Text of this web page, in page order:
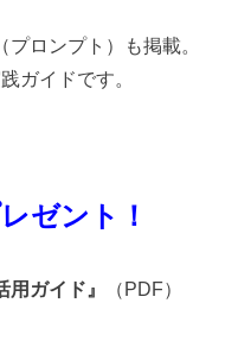
ロンプト）も掲載。
ガイドです。
ゼント！
用ガイド』 （ PDF）